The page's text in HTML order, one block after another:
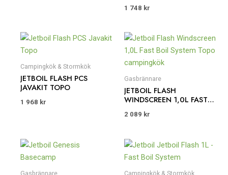
1 748 kr
Campingkök & Stormkök
JETBOIL FLASH PCS
JAVAKIT TOPO
1 968 kr
Gasbrännare
JETBOIL FLASH
WINDSCREEN 1,0L FAST
CAMPINGKÖK
2 089 kr
Gasbrännare Campingkök & Stormkök